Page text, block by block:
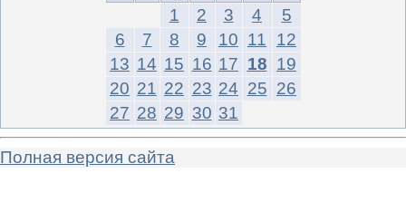
1
2 3 4
5
6
7 8 9 10 11
12
13 14 15 16 17 18 19
20 21 22 23 24 25 26
27 28 29 30 31
Полная версия сайта